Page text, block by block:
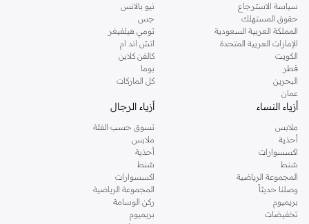
سياسة الاسترجاع
حقوق المستهلك
المملكة العربية السعودية
الإمارات العربية المتحدة
الكويت
قطر
البحرين
عمان
نيو بالانس
جس
تومي هيلفيغر
اتش اند ام
كالفن كلاين
بوما
كل الماركات
أزياء النساء
ملابس
أحذية
اكسسوارات
شنط
المجموعة الرياضية
وصلنا حديثاً
بريميوم
تخفيضات
أزياء الرجال
تسوق حسب الفئة
ملابس
أحذية
شنط
اكسسوارات
المجموعة الرياضية
ركن الوسامة
بريميوم